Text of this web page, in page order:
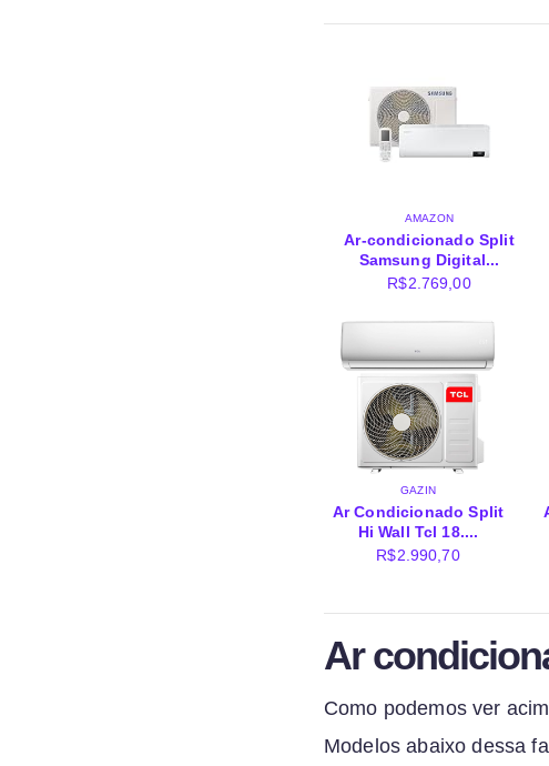
AMAZON
Ar-condicionado Split
Samsung Digital...
R$2.769,00
GAZIN
Ar Condicionado Split
Hi Wall Tcl 18....
R$2.990,70
Ar
Como podemos ver
Modelos abaixo dessa